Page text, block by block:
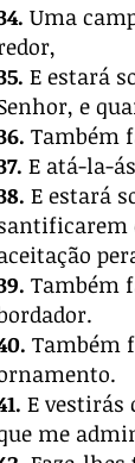
Uma
E estará
e
Também
E atá-la-
E estará
Também
Também
E vestirás
me